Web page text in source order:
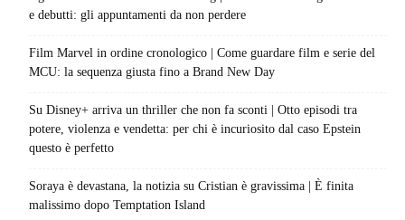
e debutti: gli appuntamenti da non perdere
Film Marvel in ordine cronologico | Come guardare film e serie del
MCU: la sequenza giusta fino a Brand New Day
Su Disney+ arriva un thriller che non fa sconti | Otto episodi tra
potere, violenza e vendetta: per chi è incuriosito dal caso Epstein
questo è perfetto
Soraya è devastana, la notizia su Cristian è gravissima | È finita
malissimo dopo Temptation Island